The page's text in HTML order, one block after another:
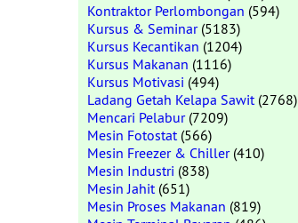
Kontraktor Perlombongan (594)
Kursus & Seminar(5183)
Kursus Kecantikan (1204)
Kursus Makanan (1116)
Kursus Motivasi (494)
Ladang Getah Kelapa Sawit(2768)
Mencari Pelabur(7209)
Mesin Fotostat(566)
Mesin Freezer & Chiller(410)
Mesin Industri (838)
Mesin Jahit(651)
Mesin Proses Makanan (819)